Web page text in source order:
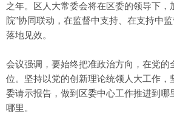
之年。区人大常委会将在区委的领导下，
院”协同联动，在监督中支持、在支持中
落地见效。
会议强调，要始终把准政治方向，在党的
位。坚持以党的创新理论统领人大工作，
委请示报告，做到区委中心工作推进到哪
哪里。